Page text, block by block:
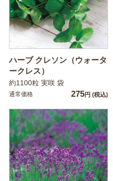
ハーブ クレソン（ウォータ
ークレス）
約1100粒 実咲 袋
通常価格 275円 (税込)